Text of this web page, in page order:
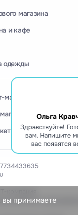
Ольга
Здравствуйте!
вам. Напишите
вас появятся
вы принимаете
магазина
и кафе
одежды